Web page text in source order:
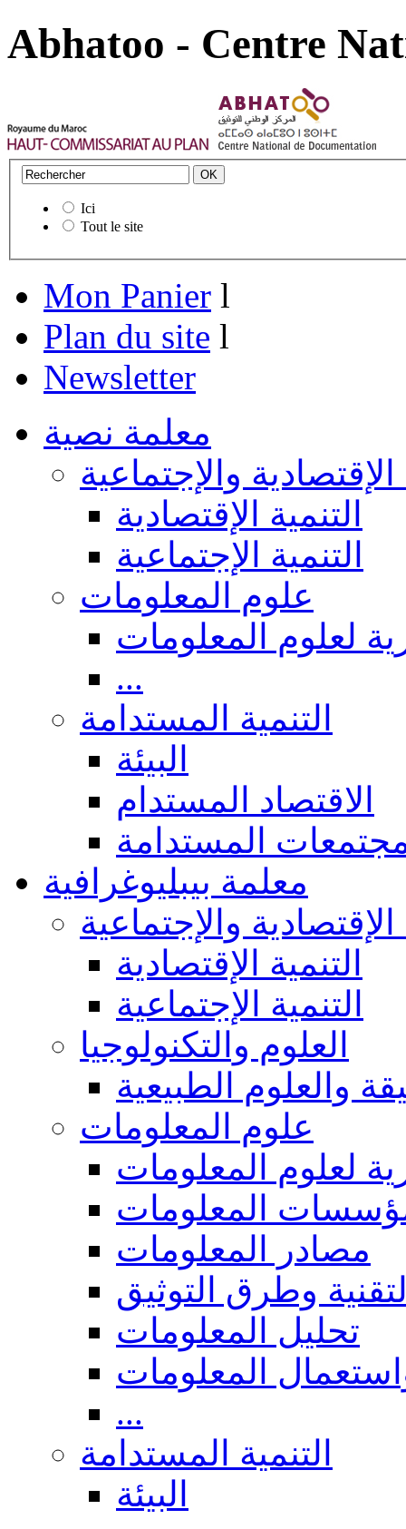
Abhatoo - Centre
Ici
Tout le site
Mon Panier l
Plan du site l
Newsletter
معلمة نصية
الإقتصادية والإجتماعية
التنمية الإقتصادية
التنمية الإجتماعية
علوم المعلومات
لعلوم المعلومات
...
التنمية المستدامة
البيئة
الاقتصاد المستدام
المستدامة
معلمة بيبليوغرافية
الإقتصادية والإجتماعية
التنمية الإقتصادية
التنمية الإجتماعية
العلوم والتكنولوجيا
والعلوم الطبيعية
علوم المعلومات
لعلوم المعلومات
المعلومات
مصادر المعلومات
وطرق التوثيق
تحليل المعلومات
المعلومات
...
التنمية المستدامة
البيئة